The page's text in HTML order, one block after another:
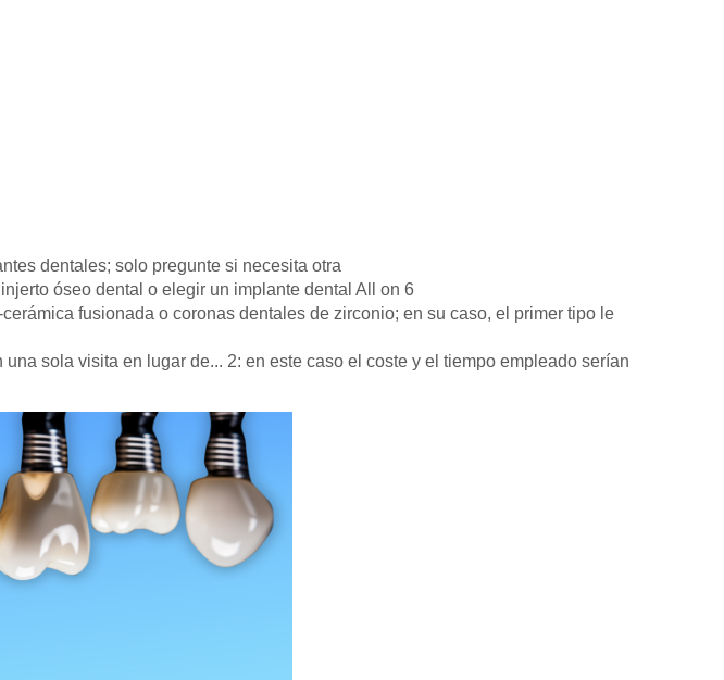
dentales; solo pregunte si necesita otra
óseo dental o elegir un implante dental All on 6
fusionada o coronas dentales de zirconio; en su caso, el primer tipo le
sola visita en lugar de... 2: en este caso el coste y el tiempo empleado serían